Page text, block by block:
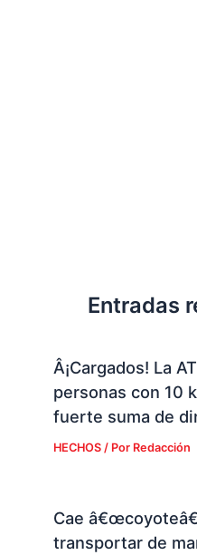
Entradas
Â¡Cargados! La
personas con 10
fuerte suma de
HECHOS/ Por Redacción
Cae
transportar de